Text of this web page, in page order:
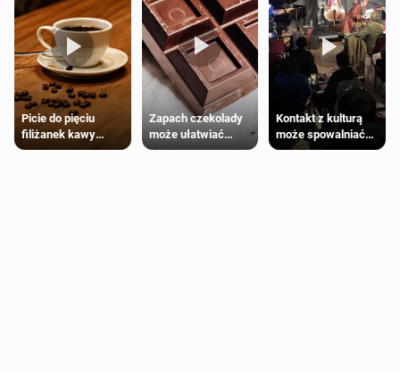
Picie do pięciu
filiżanek kawy
dziennie jest
Zapach czekolady
może ułatwiać
trening siłowy
Kontakt z kulturą
może spowalniać
starzenie